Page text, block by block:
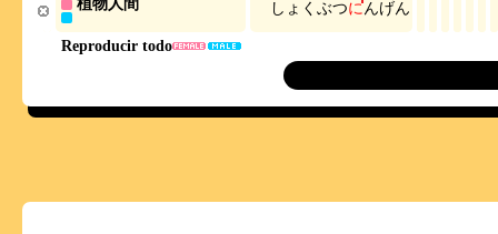
Reproducir todo
植物人間 し ょ く ぶつにんげん